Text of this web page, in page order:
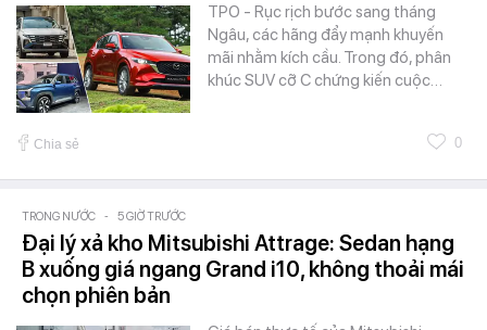
TPO - Rục rịch bước sang tháng
Ngâu, các hãng đẩy mạnh khuyến
mãi nhằm kích cầu. Trong đó, phân
khúc SUV cỡ C chứng kiến cuộc…
Chia sẻ 0
TRONG NƯỚC - 5 GIỜ TRƯỚC
Đại lý xả kho Mitsubishi Attrage: Sedan hạng
B xuống giá ngang Grand i10, không thoải mái
chọn phiên bản